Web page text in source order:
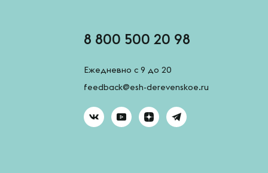
8 800 500 20 98
Ежедневно с 9 до 20
feedback@esh-derevenskoe.ru